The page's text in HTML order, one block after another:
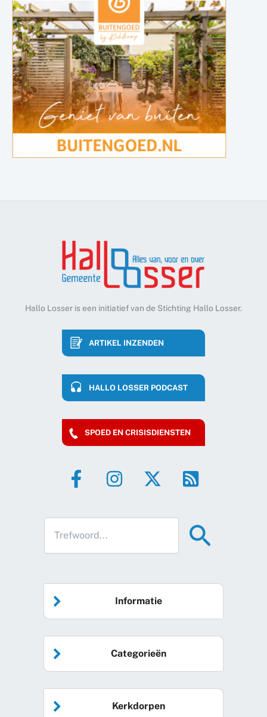
Hallo Losser is een initiatief van de Stichting Hallo Losser.
ARTIKEL INZENDEN
HALLO LOSSER PODCAST
SPOED EN CRISISDIENSTEN
Informatie
Home
Agenda
Categorieën
Algemeen nieuws
Kerkdorpen